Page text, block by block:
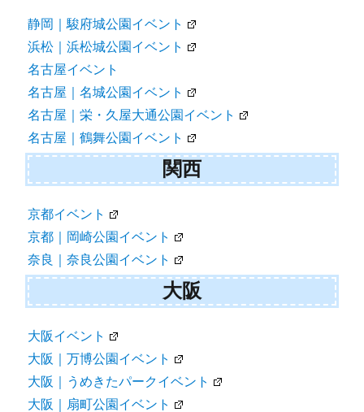
静岡｜駿府城公園イベント
浜松｜浜松城公園イベント
名古屋イベント
名古屋｜名城公園イベント
名古屋｜栄・久屋大通公園イベント
名古屋｜鶴舞公園イベント
関西
京都イベント
京都｜岡崎公園イベント
奈良｜奈良公園イベント
大阪
大阪イベント
大阪｜万博公園イベント
大阪｜うめきたパークイベント
大阪｜扇町公園イベント